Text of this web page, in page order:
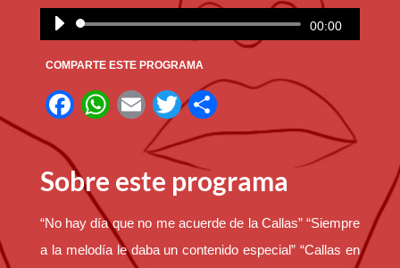
Reproductor
audio
00:00
COMPARTE ESTE PROGRAMA
F
c
e
b
o
W
s
A
p
E
m
ail
T
wi
tt
er
C
o
p
ar
tir
Sobre este programa
“No hay día que no me acuerde de la Callas” “Siempre
a la melodía le daba un contenido especial” “Callas en